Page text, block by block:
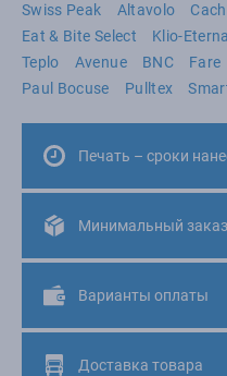
Swiss Peak
Altavolo
Eat & Bite Select
Klio-Eterna
Teplo
Avenue BNC Fare
Paul Bocuse
Pulltex
Печать – сроки
Минимальный заказ
Варианты оплаты
Доставка товара